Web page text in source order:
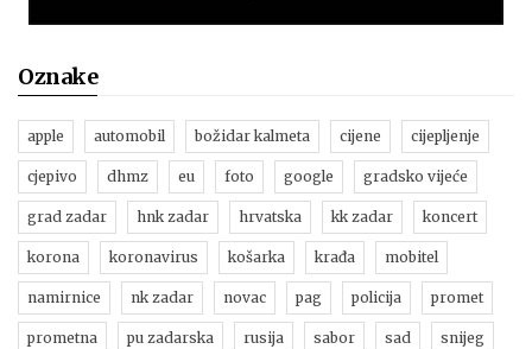
Oznake
apple automobil božidar kalmeta cijene cijepljenje
cjepivo dhmz eu foto google gradsko vijeće
grad zadar hnk zadar hrvatska kk zadar koncert
korona koronavirus košarka krađa mobitel
namirnice nk zadar novac pag policija promet
prometna pu zadarska rusija sabor sad snijeg